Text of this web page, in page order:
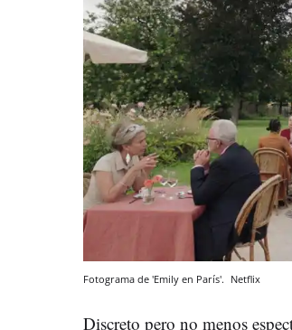
Fotograma de 'Emily en París'. Netflix
Discreto pero no menos